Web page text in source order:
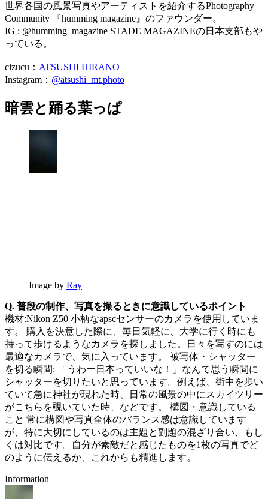
世界各国の風景写真やアーティストを紹介するPhotography
Community 『humming magazine』のファウンダー。
IG : @humming_magazine STADE MAGAZINEの日本支部もや
っている。
cizucu： ATSUSHI HIRANO
Instagram： @atsushi_mt.photo
暗雲と踊る葉っぱ
Image by Ray
Q. 普段の制作、写真を撮るときに意識しているポイント
機材:Nikon Z50 小柄なapscセンサーのカメラを使用していま
す。 購入を決意した際に、毎日気軽に、大学に行く時にも
持って歩けるようなカメラを探しました。日々を写すのには
最適なカメラで、気に入っています。 被写体・シャッター
を切る瞬間: 「うわー日本っていいな！」なんて思う瞬間に
シャッターを切りたいと思っています。例えば、街中を歩い
ていて急に神社が現れた時、日常の風景の中にスカイツリー
がこちらを覗いていた時、などです。 構図・意識している
こと 常に構図や写真全体のバランス感は意識しています
が、特に大切にしているのは主題と副題の混ざり合い、もし
くは対比です。自分が素敵だと感じたものを1枚の写真でど
のように伝えるか、これからも精進します。
Information